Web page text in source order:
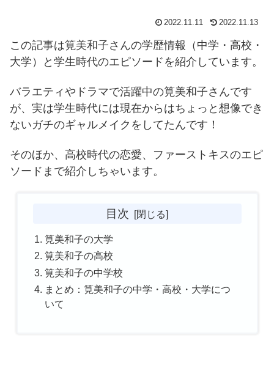
2022.11.11 2022.11.13
この記事は筧美和子さんの学歴情報（中学・高校・
大学）と学生時代のエピソードを紹介しています。
バラエティやドラマで活躍中の筧美和子さんです
が、実は学生時代には現在からはちょっと想像でき
ないガチのギャルメイクをしてたんです！
そのほか、高校時代の恋愛、ファーストキスのエピ
ソードまで紹介しちゃいます。
目次
筧美和子の大学
筧美和子の高校
筧美和子の中学校
まとめ：筧美和子の中学・高校・大学につ
いて